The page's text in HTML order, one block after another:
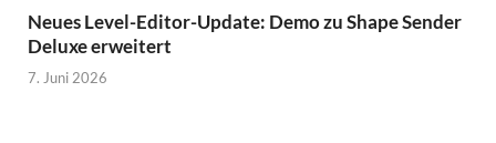
Neues Level-Editor-Update: Demo zu Shape Sender
Deluxe erweitert
7. Juni 2026